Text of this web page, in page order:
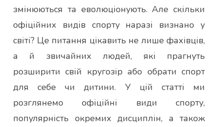
змінюються та еволюціонують. Але скільки
офіційних видів спорту наразі визнано у
світі? Це питання цікавить не лише фахівців,
а й звичайних людей, які прагнуть
розширити свій кругозір або обрати спорт
для себе чи дитини. У цій статті ми
розглянемо офіційні види спорту,
популярність окремих дисциплін, а також